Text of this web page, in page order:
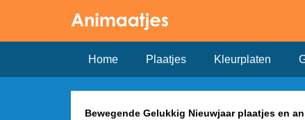
Home Plaatjes Kleurplaten
Bewegende Gelukkig Nieuwjaar plaatjes en